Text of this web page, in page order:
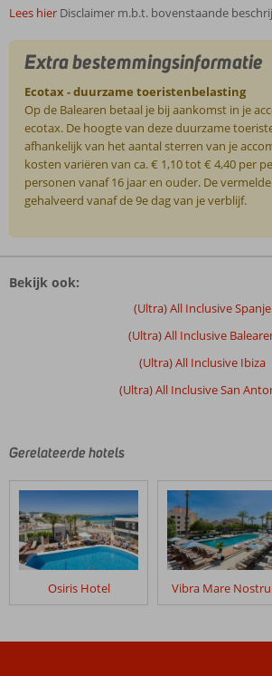
Lees hier Disclaimer m.b.t. bovenstaande
Extra bestemmingsinformatie
Ecotax - duurzame toeristenbelasting
Op de Balearen betaal je bij aankomst in je
ecotax. De hoogte van deze duurzame
afhankelijk van het aantal sterren van je
kosten variëren van ca. € 1,10 tot € 4,40 per
personen vanaf 16 jaar en ouder. De
gehalveerd vanaf de 9e dag van je verblijf.
zijn
Vibra
Remo
Beoordelingen
die
ouder
zijn
Bekijk ook:
(Ultra) All Inclusive Spanje
(Ultra) All Inclusive
(Ultra) All Inclusive Ibiza
(Ultra) All Inclusive San
Gerelateerde hotels
Osiris Hotel Vibra Mare